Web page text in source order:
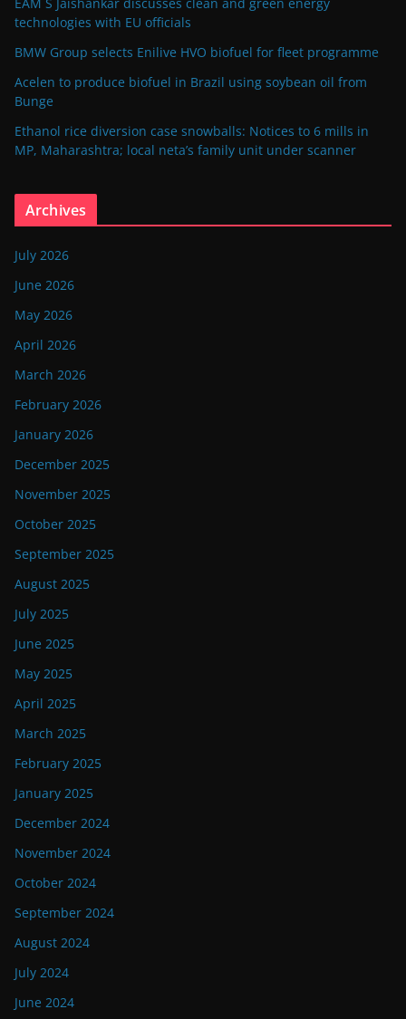
technologies with EU officials
BMW Group selects Enilive HVO biofuel for fleet programme
Acelen to produce biofuel in Brazil using soybean oil from
Bunge
Ethanol rice diversion case snowballs: Notices to 6 mills in
MP, Maharashtra; local neta’s family unit under scanner
Archives
July 2026
June 2026
May 2026
April 2026
March 2026
February 2026
January 2026
December 2025
November 2025
October 2025
September 2025
August 2025
July 2025
June 2025
May 2025
April 2025
March 2025
February 2025
January 2025
December 2024
November 2024
October 2024
September 2024
August 2024
July 2024
June 2024